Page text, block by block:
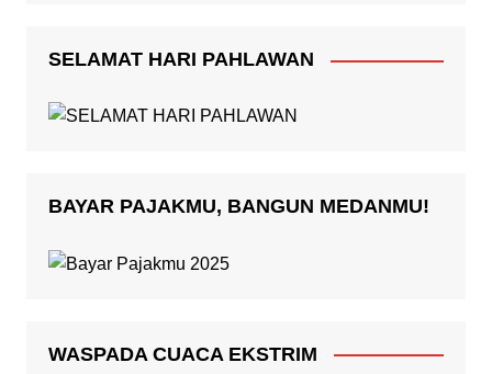
SELAMAT HARI PAHLAWAN
BAYAR PAJAKMU, BANGUN MEDANMU!
WASPADA CUACA EKSTRIM